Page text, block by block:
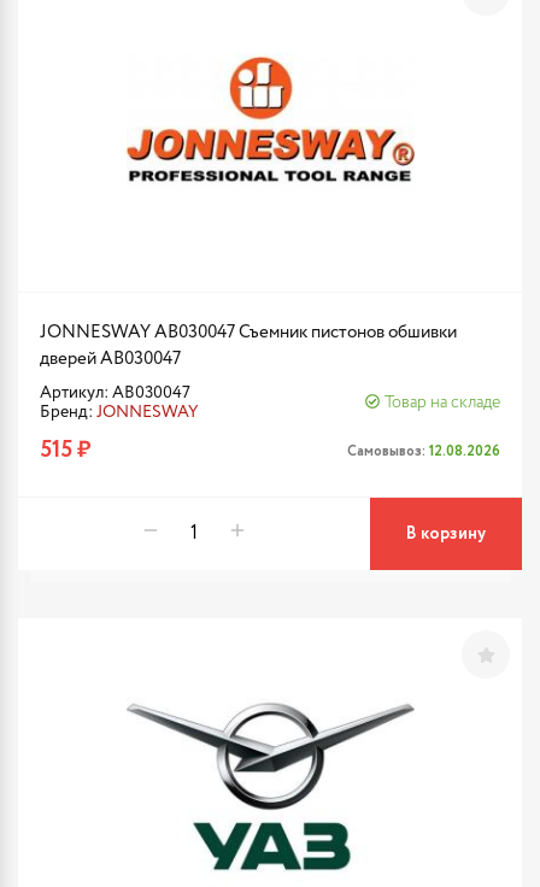
JONNESWAY AB030047 Съемник пистонов обшивки
дверей AB030047
Артикул: AB030047
Бренд: JONNESWAY
Товар на складе
515 ₽ Самовывоз: 12.08.2026
В корзину